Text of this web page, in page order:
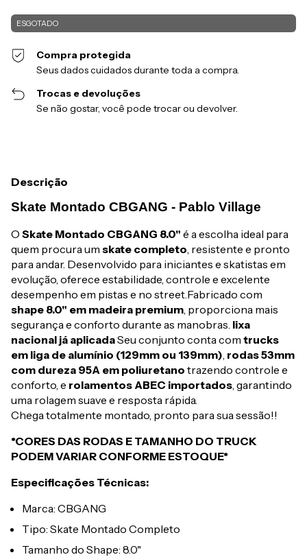
Compra protegida
Seus dados cuidados durante toda a compra.
Trocas e devoluções
Se não gostar, você pode trocar ou devolver.
Descrição
Skate Montado CBGANG - Pablo Village
O Skate Montado CBGANG 8.0" é a escolha ideal para
quem procura um skate completo, resistente e pronto
para andar. Desenvolvido para iniciantes e skatistas em
evolução, oferece estabilidade, controle e excelente
desempenho em pistas e no street.Fabricado com
shape 8.0" em madeira premium, proporciona mais
segurança e conforto durante as manobras. lixa
nacional já aplicadaSeu conjunto conta com trucks
em liga de alumínio (129mm ou 139mm), rodas 53mm
com dureza 95A em poliuretano trazendo controle e
conforto, e rolamentos ABEC importados, garantindo
uma rolagem suave e resposta rápida.
Chega totalmente montado, pronto para sua sessão!!
*CORES DAS RODAS E TAMANHO DO TRUCK
PODEM VARIAR CONFORME ESTOQUE*
Especificações Técnicas:
Marca: CBGANG
Tipo: Skate Montado Completo
Tamanho do Shape: 8.0"